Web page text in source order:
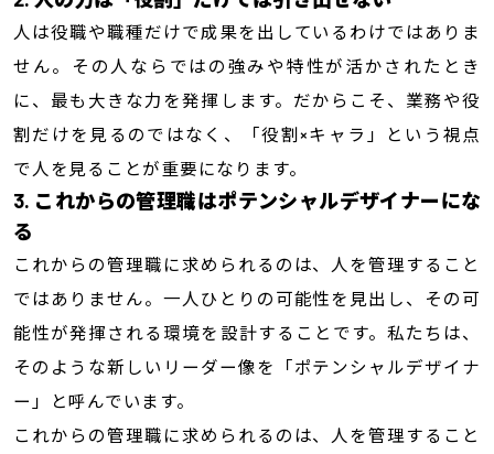
人は役職や職種だけで成果を出しているわけではありま
せん。その人ならではの強みや特性が活かされたとき
に、最も大きな力を発揮します。だからこそ、業務や役
割だけを見るのではなく、「役割×キャラ」という視点
で人を見ることが重要になります。
3. これからの管理職はポテンシャルデザイナーにな
る
これからの管理職に求められるのは、人を管理すること
ではありません。一人ひとりの可能性を見出し、その可
能性が発揮される環境を設計することです。私たちは、
そのような新しいリーダー像を「ポテンシャルデザイナ
ー」と呼んでいます。
これからの管理職に求められるのは、人を管理すること